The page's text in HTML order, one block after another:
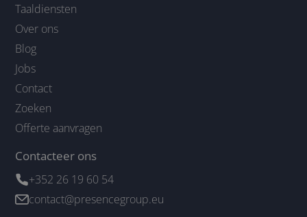
Taaldiensten
Over ons
Blog
Jobs
Contact
Zoeken
Offerte aanvragen
Contacteer ons
+352 26 19 60 54
contact@presencegroup.eu